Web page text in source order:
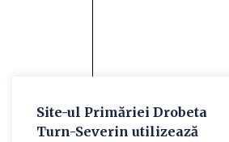
Site-ul Primăriei Drobeta
Turn-Severin utilizează